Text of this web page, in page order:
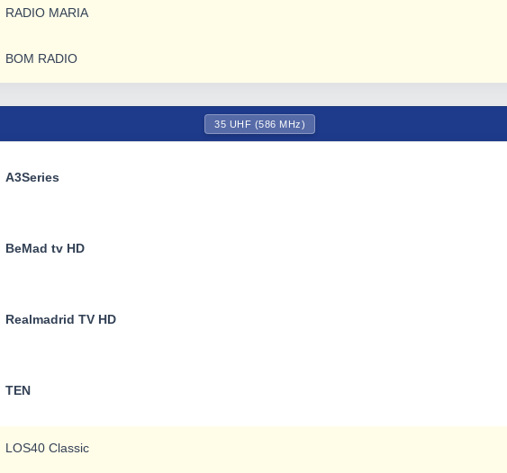
RADIO MARIA
BOM RADIO
35 UHF (586 MHz)
A3Series
BeMad tv HD
Realmadrid TV HD
TEN
LOS40 Classic